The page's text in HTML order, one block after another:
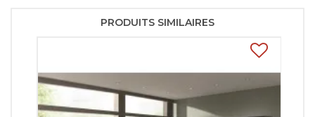
PRODUITS SIMILAIRES